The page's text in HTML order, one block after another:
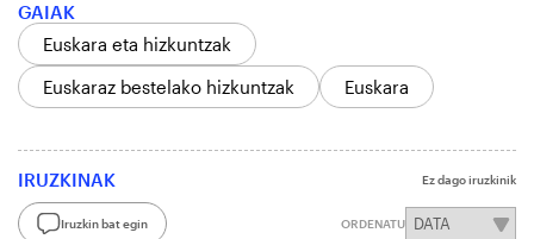
GAIAK
Euskara eta hizkuntzak
Euskaraz bestelako hizkuntzak
Euskara
IRUZKINAK Ez dago iruzkinik
Iruzkin bat egin ORDENATU